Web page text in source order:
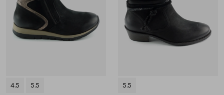
4.5 5.5 5.5